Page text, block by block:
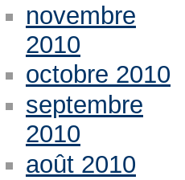
novembre
2010
octobre 2010
septembre
2010
août 2010